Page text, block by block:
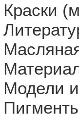
Краски
Модели